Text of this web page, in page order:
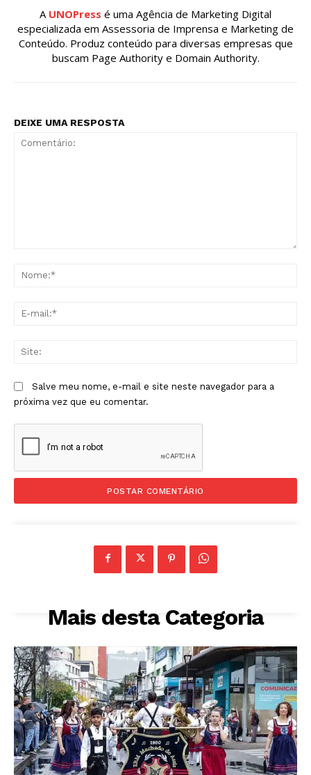
A UNOPress é uma Agência de Marketing Digital
especializada em Assessoria de Imprensa e Marketing de
Conteúdo. Produz conteúdo para diversas empresas que
buscam Page Authority e Domain Authority.
DEIXE UMA RESPOSTA
Salve meu nome, e-mail e site neste navegador para a
próxima vez que eu comentar.
Mais desta Categoria